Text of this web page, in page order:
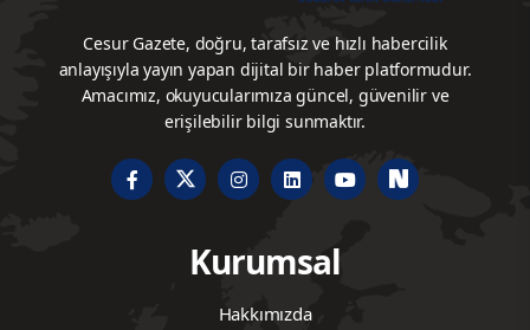
Cesur Gazete, doğru, tarafsız ve hızlı habercilik
anlayışıyla yayın yapan dijital bir haber platformudur.
Amacımız, okuyucularımıza güncel, güvenilir ve
erişilebilir bilgi sunmaktır.
Kurumsal
Hakkımızda